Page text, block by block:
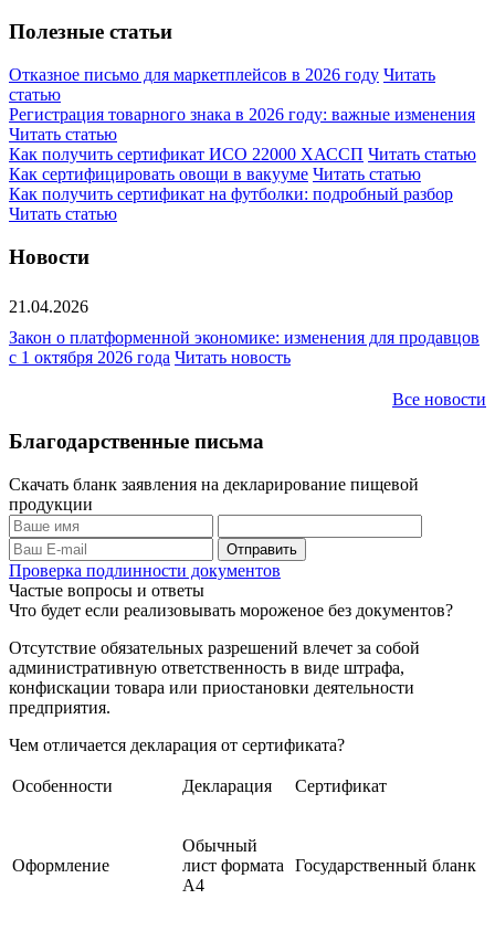
Полезные статьи
Отказное письмо для маркетплейсов в 2026 году Читать
статью
Регистрация товарного знака в 2026 году: важные изменения
Читать статью
Как получить сертификат ИСО 22000 ХАССП Читать статью
Как сертифицировать овощи в вакууме Читать статью
Как получить сертификат на футболки: подробный разбор
Читать статью
Новости
21.04.2026
Закон о платформенной экономике: изменения для продавцов
с 1 октября 2026 года Читать новость
Все новости
Благодарственные письма
Скачать бланк заявления на декларирование пищевой
продукции
Проверка подлинности документов
Частые вопросы и ответы
Что будет если реализовывать мороженое без документов?
Отсутствие обязательных разрешений влечет за собой
административную ответственность в виде штрафа,
конфискации товара или приостановки деятельности
предприятия.
Чем отличается декларация от сертификата?
Особенности Декларация Сертификат
Оформление
Обычный
лист формата
А4
Государственный бланк